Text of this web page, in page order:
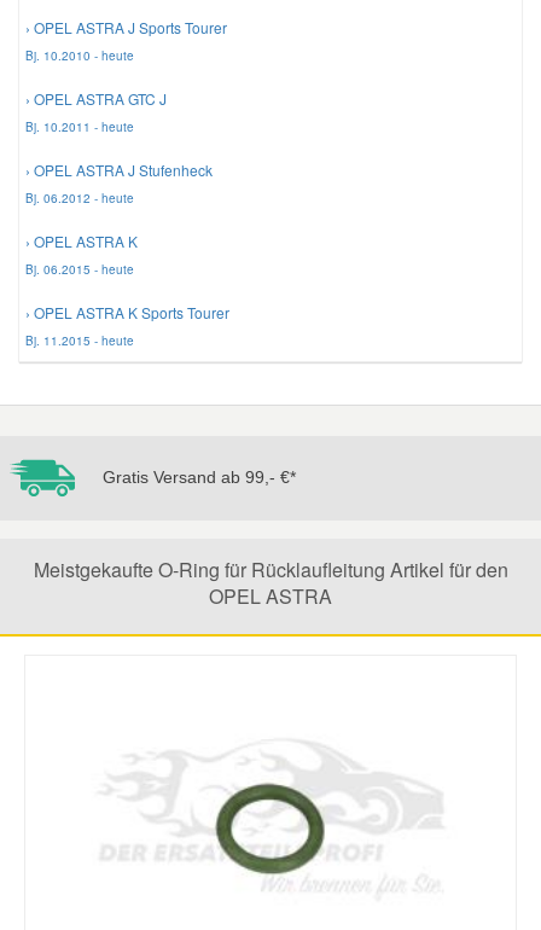
› OPEL ASTRA J Sports Tourer
Bj. 10.2010 - heute
› OPEL ASTRA GTC J
Bj. 10.2011 - heute
› OPEL ASTRA J Stufenheck
Bj. 06.2012 - heute
› OPEL ASTRA K
Bj. 06.2015 - heute
› OPEL ASTRA K Sports Tourer
Bj. 11.2015 - heute
Gratis Versand ab 99,- €*
Meistgekaufte O-Ring für Rücklaufleitung Artikel für den
OPEL ASTRA
Kia Ersatzteile
Lancia Ersatzteile
Mazda Ersatzteile
Mercedes Ersatzteile
Mini Ersatzteile
Mitsubishi Ersatzteile
Nissan Ersatzteile
Suzuki Ersatzteile